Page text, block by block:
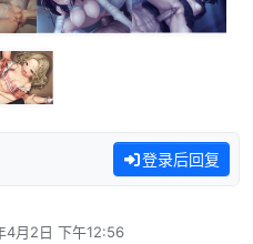
登录后回复
4月2日 下午12:56